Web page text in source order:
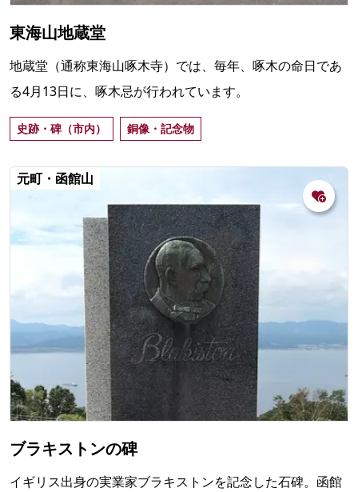
東海山地蔵堂
地蔵堂（通称東海山啄木寺）では、毎年、啄木の命日であ
る4月13日に、啄木忌が行われています。
史跡・碑（市内） 銅像・記念物
元町・函館山
ブラキストンの碑
イギリス出身の実業家ブラキストンを記念した石碑。函館